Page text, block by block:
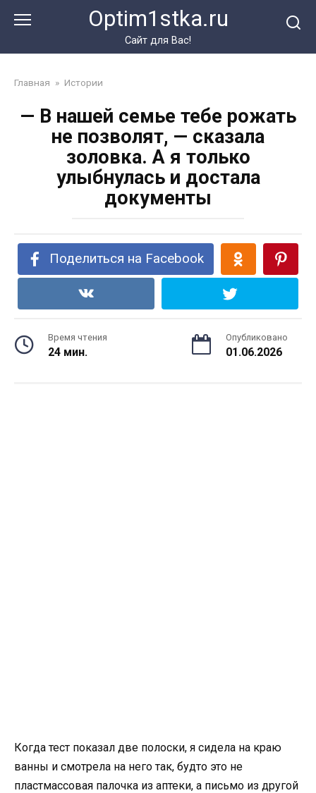
Optim1stka.ru
Сайт для Вас!
Главная » Истории
— В нашей семье тебе рожать
не позволят, — сказала
золовка. А я только
улыбнулась и достала
документы
Поделиться на Facebook
Время чтения
24 мин.
Опубликовано
01.06.2026
Когда тест показал две полоски, я сидела на краю
ванны и смотрела на него так, будто это не
пластмассовая палочка из аптеки, а письмо из другой